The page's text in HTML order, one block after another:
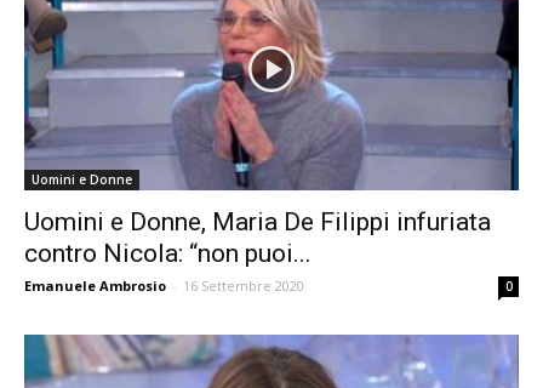
Uomini e Donne
Uomini e Donne, Maria De Filippi infuriata
contro Nicola: “non puoi...
Emanuele Ambrosio - 16 Settembre 2020 0